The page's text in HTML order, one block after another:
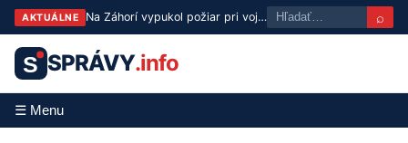
AKTUÁLNE Na Záhorí vypukol požiar pri vojenskom technickom ústave, zasahujú hasiči ⌕
S SPRÁVY.info
☰ Menu